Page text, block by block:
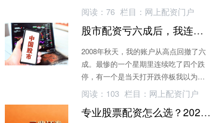
让人失去的最重要的东西，不是钱，是
选择。 从投资哲学的角度看
阅读： 76 栏目： 网上配资门户
股市配资亏六成后，我连一条炒股规矩都没守住
2008年秋天，我的账户从高点回撤了六
成。最惨的一个星期里连续吃了四个跌
停，有一个是当天打开跌停板我以为要
反弹，冲进去加仓，结果下午又封死跌
停。那段时间我不敢接家里电话
阅读： 103 栏目： 网上配资门户
专业股票配资怎么选？2026年实盘平台口碑排行